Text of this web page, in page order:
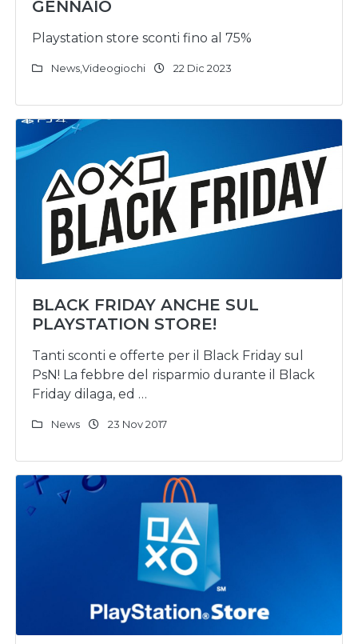
GENNAIO
Playstation store sconti fino al 75%
NewsVideogiochi 22 Dic 2023
BLACK FRIDAY ANCHE SUL
PLAYSTATION STORE!
Tanti sconti e offerte per il Black Friday sul
PsN! La febbre del risparmio durante il Black
Friday dilaga, ed …
News 23 Nov 2017